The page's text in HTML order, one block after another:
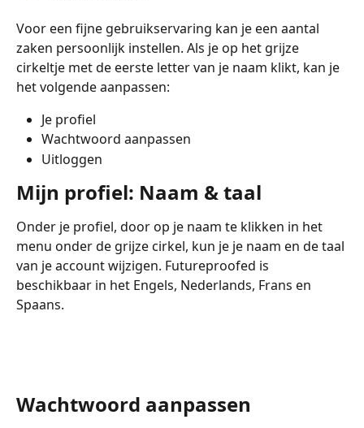
Voor een fijne gebruikservaring kan je een aantal
zaken persoonlijk instellen. Als je op het grijze
cirkeltje met de eerste letter van je naam klikt, kan je
het volgende aanpassen:
Je profiel
Wachtwoord aanpassen
Uitloggen
Mijn profiel: Naam & taal
Onder je profiel, door op je naam te klikken in het
menu onder de grijze cirkel, kun je je naam en de taal
van je account wijzigen. Futureproofed is
beschikbaar in het Engels, Nederlands, Frans en
Spaans.
Wachtwoord aanpassen